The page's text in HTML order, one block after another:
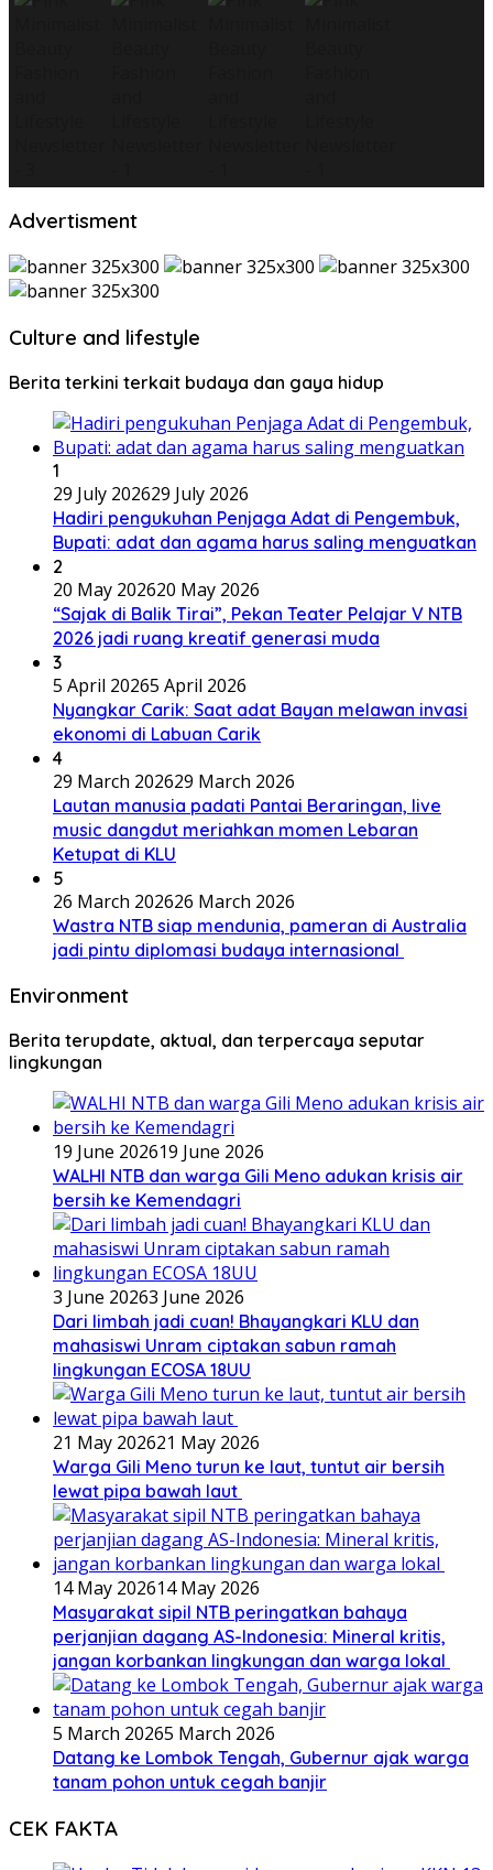
Advertisment
Culture and lifestyle
Berita terkini terkait budaya dan gaya hidup
1
29 July 202629 July 2026
Hadiri pengukuhan Penjaga Adat di Pengembuk,
Bupati: adat dan agama harus saling menguatkan
2
20 May 202620 May 2026
“Sajak di Balik Tirai”, Pekan Teater Pelajar V NTB
2026 jadi ruang kreatif generasi muda
3
5 April 20265 April 2026
Nyangkar Carik: Saat adat Bayan melawan invasi
ekonomi di Labuan Carik
4
29 March 202629 March 2026
Lautan manusia padati Pantai Beraringan, live
music dangdut meriahkan momen Lebaran
Ketupat di KLU
5
26 March 202626 March 2026
Wastra NTB siap mendunia, pameran di Australia
jadi pintu diplomasi budaya internasional
Environment
Berita terupdate, aktual, dan terpercaya seputar
lingkungan
19 June 202619 June 2026
WALHI NTB dan warga Gili Meno adukan krisis air
bersih ke Kemendagri
3 June 20263 June 2026
Dari limbah jadi cuan! Bhayangkari KLU dan
mahasiswi Unram ciptakan sabun ramah
lingkungan ECOSA 18UU
21 May 202621 May 2026
Warga Gili Meno turun ke laut, tuntut air bersih
lewat pipa bawah laut
14 May 202614 May 2026
Masyarakat sipil NTB peringatkan bahaya
perjanjian dagang AS-Indonesia: Mineral kritis,
jangan korbankan lingkungan dan warga lokal
5 March 20265 March 2026
Datang ke Lombok Tengah, Gubernur ajak warga
tanam pohon untuk cegah banjir
CEK FAKTA